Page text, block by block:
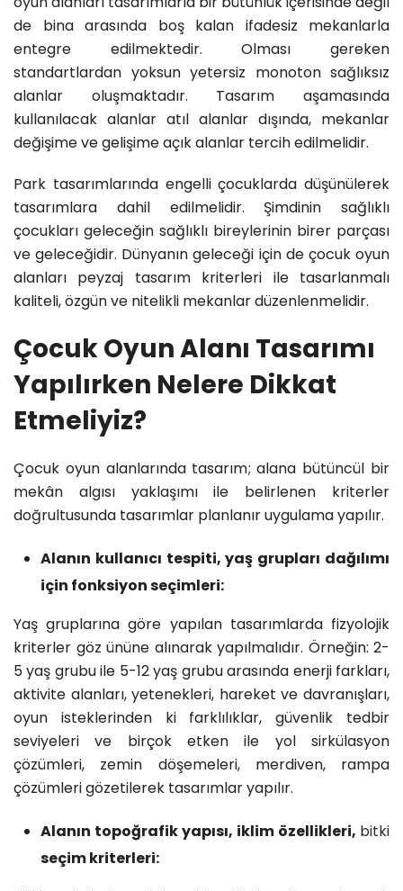
de bina arasında boş kalan ifadesiz mekanlarla
entegre edilmektedir. Olması gereken
standartlardan yoksun yetersiz monoton sağlıksız
alanlar oluşmaktadır. Tasarım aşamasında
kullanılacak alanlar atıl alanlar dışında, mekanlar
değişime ve gelişime açık alanlar tercih edilmelidir.
Park tasarımlarında engelli çocuklarda düşünülerek
tasarımlara dahil edilmelidir. Şimdinin sağlıklı
çocukları geleceğin sağlıklı bireylerinin birer parçası
ve geleceğidir. Dünyanın geleceği için de çocuk oyun
alanları peyzaj tasarım kriterleri ile tasarlanmalı
kaliteli, özgün ve nitelikli mekanlar düzenlenmelidir.
Çocuk Oyun Alanı Tasarımı
Yapılırken Nelere Dikkat
Etmeliyiz?
Çocuk oyun alanlarında tasarım; alana bütüncül bir
mekân algısı yaklaşımı ile belirlenen kriterler
doğrultusunda tasarımlar planlanır uygulama yapılır.
Alanın kullanıcı tespiti, yaş grupları dağılımı
için fonksiyon seçimleri:
Yaş gruplarına göre yapılan tasarımlarda fizyolojik
kriterler göz ününe alınarak yapılmalıdır. Örneğin: 2-
5 yaş grubu ile 5-12 yaş grubu arasında enerji farkları,
aktivite alanları, yetenekleri, hareket ve davranışları,
oyun isteklerinden ki farklılıklar, güvenlik tedbir
seviyeleri ve birçok etken ile yol sirkülasyon
çözümleri, zemin döşemeleri, merdiven, rampa
çözümleri gözetilerek tasarımlar yapılır.
Alanın topoğrafik yapısı, iklim özellikleri, bitki
seçim kriterleri: